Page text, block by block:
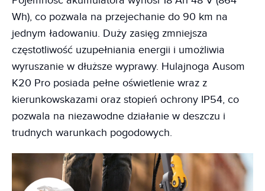
Wh), co pozwala na przejechanie do 90 km na
jednym ładowaniu. Duży zasięg zmniejsza
częstotliwość uzupełniania energii i umożliwia
wyruszanie w dłuższe wyprawy. Hulajnoga Ausom
K20 Pro posiada pełne oświetlenie wraz z
kierunkowskazami oraz stopień ochrony IP54, co
pozwala na niezawodne działanie w deszczu i
trudnych warunkach pogodowych.